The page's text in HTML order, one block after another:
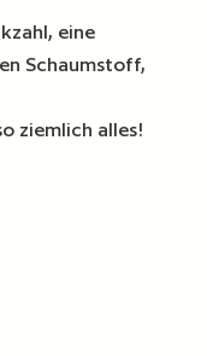
eine
Schaumstoff,
ziemlich alles!
Sternen